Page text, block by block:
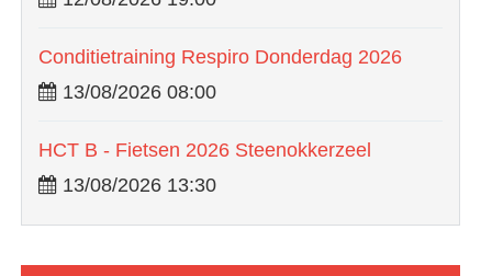
Conditietraining Respiro Donderdag 2026
13/08/2026 08:00
HCT B - Fietsen 2026 Steenokkerzeel
13/08/2026 13:30